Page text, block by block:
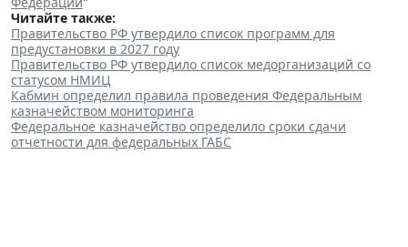
Читайте также:
Правительство РФ утвердило список программ для
предустановки в 2027 году
Правительство РФ утвердило список медорганизаций со
статусом НМИЦ
Кабмин определил правила проведения Федеральным
казначейством мониторинга
Федеральное казначейство определило сроки сдачи
отчетности для федеральных ГАБС